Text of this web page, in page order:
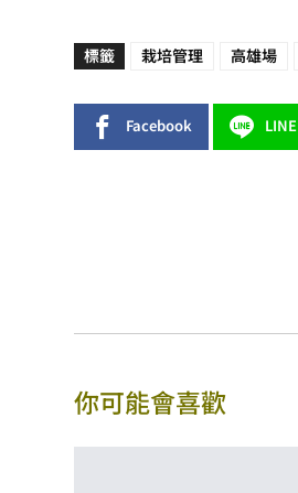
標籤 栽培管理 高雄場
Facebook LINE
你可能會喜歡